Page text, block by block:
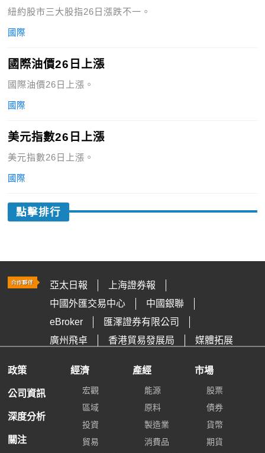
紐約股市三大股指26日漲跌不一。
國際
國際油價26日上漲
國際油價26日上漲。
國際
美元指數26日上漲
美元指數26日上漲。
國際
點擊排行
亞太日報
上海證券報
中國外匯交易中心
中國銀聯
eBroker
匯澤證券有限公司
廣州飛卓
香港貿易發展局 媒體拓展
政策
公司資訊
深度分析
關注
經濟
宏觀
區域
投資
貿易
產經
能源
原料
製造業
消費品
市場
股票
債券
貨幣
期貨